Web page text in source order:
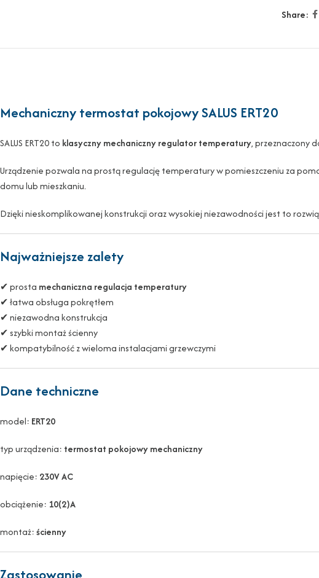
Share:
Mechaniczny termostat pokojowy SALUS ERT20
SALUS ERT20 to klasyczny mechaniczny regulator temperatury, przeznaczony
Urządzenie pozwala na prostą regulację temperatury w pomieszczeniu za
domu lub mieszkaniu.
Dzięki nieskomplikowanej konstrukcji oraz wysokiej niezawodności jest to
Najważniejsze zalety
✔ prosta mechaniczna regulacja temperatury
✔ łatwa obsługa pokrętłem
✔ niezawodna konstrukcja
✔ szybki montaż ścienny
✔ kompatybilność z wieloma instalacjami grzewczymi
Dane techniczne
model: ERT20
typ urządzenia: termostat pokojowy mechaniczny
napięcie: 230V AC
obciążenie: 10(2)A
montaż:ścienny
Zastosowanie